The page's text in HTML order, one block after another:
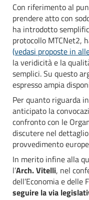
Con riferimento al
prendere atto con
ha introdotto
protocollo MTCNet2,
(vedasi proposte in
la veridicità e la
semplici. Su questo
espresso ampia
Per quanto riguarda
anticipato la
confronto con le
discutere nel
provvedimento
In merito infine alla
l’Arch. Vitelli, nel
dell’Economia e delle
seguire la via